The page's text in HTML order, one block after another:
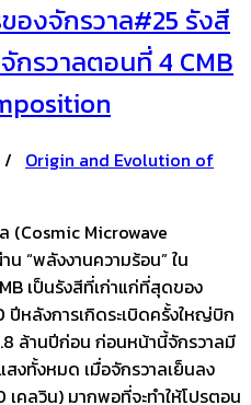
องจักรวาล#25 รังสี
กรวาลตอนที่ 4 CMB
/ Origin and Evolution of
(Cosmic Microwave
น “พลังงานความร้อน” ใน
เป็นรังสีที่เก่าแก่ที่สุดของ
หลังการเกิดระเบิดครั้งใหญ่บิก
ล้านปีก่อน ก่อนหน้านี้จักรวาลมี
งทั้งหมด เมื่อจักรวาลเย็นลง
ลวิน) มากพอที่จะทำให้โปรตอน